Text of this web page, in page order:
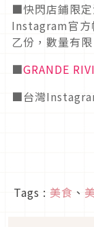
■快閃店鋪限
Instagram官方
乙份，數量有
■GRANDE
■台灣
Tags : 美食 、